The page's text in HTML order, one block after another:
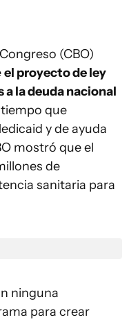
(CBO)
el proyecto de ley
a la deuda nacional
tiempo que
y de ayuda
mostró que el
de
sanitaria para
ninguna
para crear